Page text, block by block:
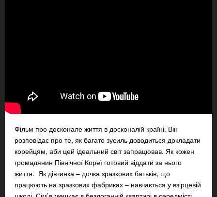
Фільм про досконале життя в досконалій країні. Він
розповідає про те, як багато зусиль доводиться докладати
корейцям, аби цей ідеальний світ запрацював. Як кожен
громадянин Північної Кореї готовий віддати за нього
життя. Як дівчинка – дочка зразкових батьків, що
працюють на зразкових фабриках – навчається у взірцевій